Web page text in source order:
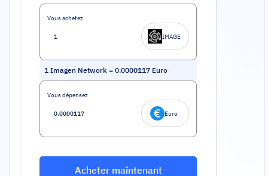
Vous achetez
IMAGE
1 Imagen Network = 0.0000117 Euro
Vous dépensez
Euro
Acheter maintenant